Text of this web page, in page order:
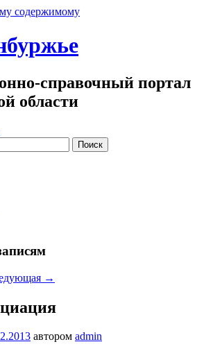
содержимому
справочный портал
области
→
автором admin